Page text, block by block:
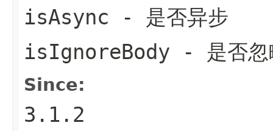
isAsync - 是否异步
isIgnoreBody - 是否忽
Since:
3.1.2